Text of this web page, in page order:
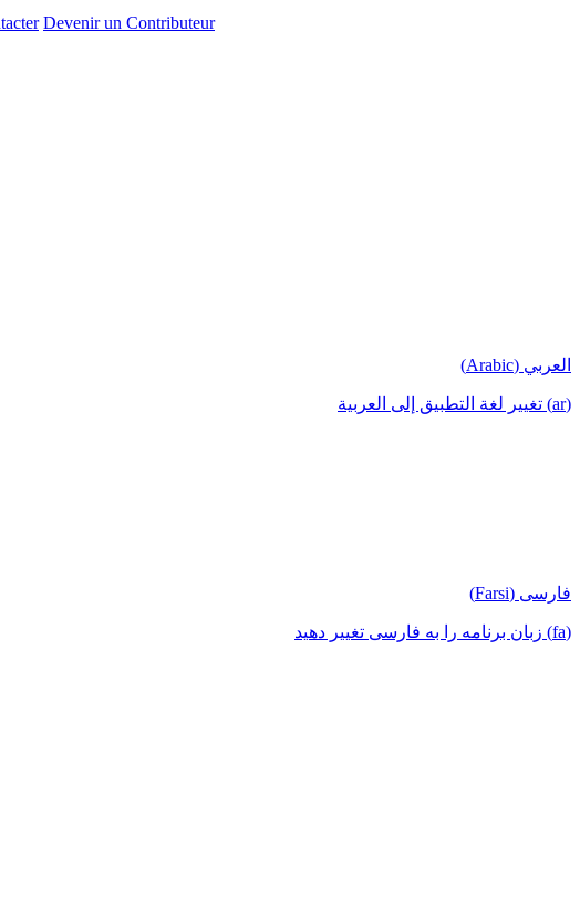
Devenir un Contributeur
العربي (Arabic)
(ar) تغيير لغة التطبيق إلى العربية
فارسی (Farsi)
(fa) زبان برنامه را به فارسی تغییر دهید